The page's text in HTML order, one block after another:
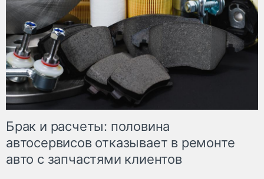
Брак и расчеты: половина
автосервисов отказывает в ремонте
авто с запчастями клиентов